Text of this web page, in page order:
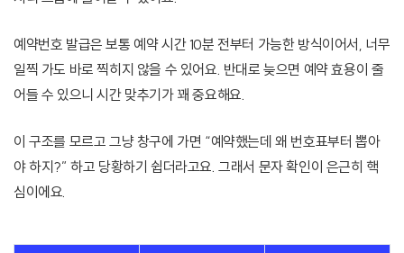
예약번호 발급은 보통 예약 시간 10분 전부터 가능한 방식이어서, 너무
일찍 가도 바로 찍히지 않을 수 있어요. 반대로 늦으면 예약 효용이 줄
어들 수 있으니 시간 맞추기가 꽤 중요해요.
이 구조를 모르고 그냥 창구에 가면 “예약했는데 왜 번호표부터 뽑아
야 하지?” 하고 당황하기 쉽더라고요. 그래서 문자 확인이 은근히 핵
심이에요.